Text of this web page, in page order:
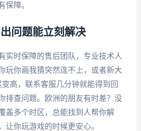
保障。
问题能立刻解决
实时保障的售后团队，专业技术人
玩你画我猜突然连不上，或者新大
高，联系客服几分钟就能得到回
排查问题。欧洲的朋友有时差？没
盖多个时区，总能找到人帮你解
让你玩游戏的时候更安心。